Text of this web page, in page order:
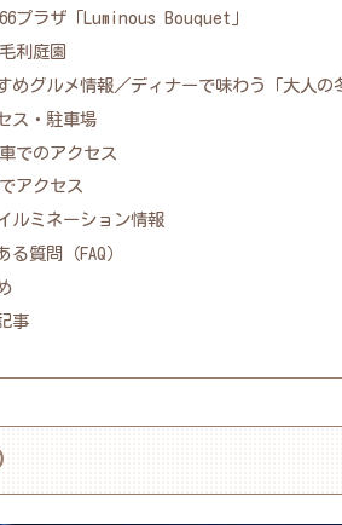
プラザ「Luminous Bouquet」
利庭園
めグルメ情報／ディナーで味わう「大人の
ス・駐車場
でのアクセス
アクセス
ルミネーション情報
る質問（FAQ）
事